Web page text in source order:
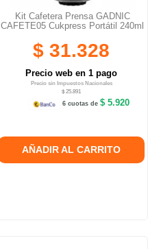
Kit Cafetera Prensa GADNIC
CAFETE05 Cukpress Portátil 240ml
$ 31.328
Precio web en 1 pago
Precio sin Impuestos Nacionales
$ 25.891
6 cuotas de $ 5.920
AÑADIR AL CARRITO